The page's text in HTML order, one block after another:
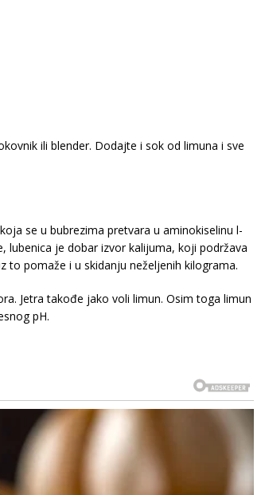
ili blender. Dodajte i sok od limuna i sve
se u bubrezima pretvara u aminokiselinu l-
lubenica je dobar izvor kalijuma, koji podržava
to pomaže i u skidanju neželjenih kilograma.
Jetra takođe jako voli limun. Osim toga limun
pH.